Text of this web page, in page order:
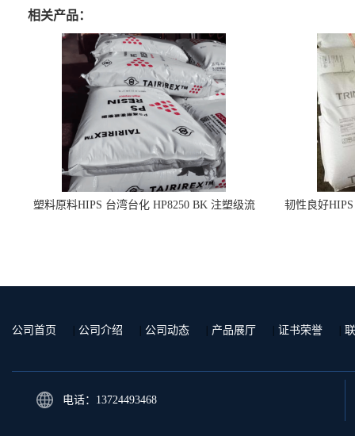
相关产品：
塑料原料HIPS 台湾台化 HP8250 BK 注塑级流
韧性良好
公司首页 公司介绍 公司动态 产品展厅 证书荣誉
电话：13724493468